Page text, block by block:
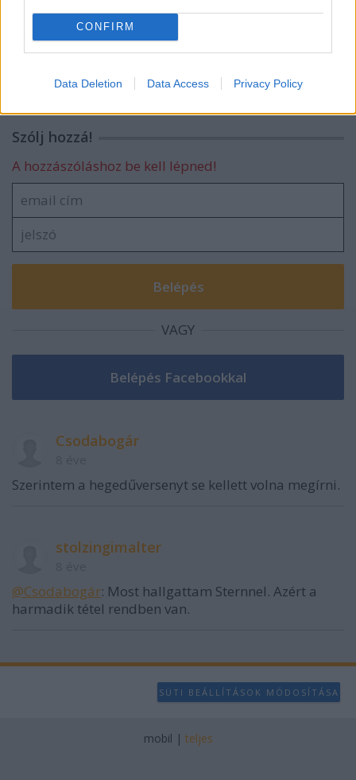
CONFIRM
Data Deletion Data Access Privacy Policy
Ócseny harasó
Szólj hozzá!
A hozzászóláshoz be kell lépned!
VAGY
Csodabogár
Szerintem a hegedűversenyt se kellett volna megírni.
stolzingimalter
@Csodabogár: Most hallgattam Sternnel. Azért a
harmadik tétel rendben van.
SÜTI BEÁLLÍTÁSOK MÓDOSÍTÁSA
mobil | teljes